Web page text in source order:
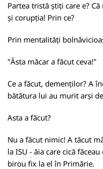
Partea tristă știți care e?
și corupția! Prin ce?
Prin mentalități
"Ăsta măcar a făcut ceva!"
Ce a făcut, demenților? A
bătătura lui au murit arși
Asta a făcut?
Nu a făcut nimic! A tăcut
la ISU - ăia care cică
birou fix la el în Primărie.